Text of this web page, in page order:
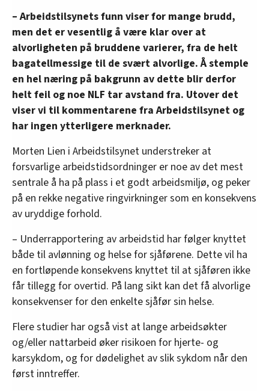
– Arbeidstilsynets funn viser for mange brudd,
men det er vesentlig å være klar over at
alvorligheten på bruddene varierer, fra de helt
bagatellmessige til de svært alvorlige. Å stemple
en hel næring på bakgrunn av dette blir derfor
helt feil og noe NLF tar avstand fra. Utover det
viser vi til kommentarene fra Arbeidstilsynet og
har ingen ytterligere merknader.
Morten Lien i Arbeidstilsynet understreker at
forsvarlige arbeidstidsordninger er noe av det mest
sentrale å ha på plass i et godt arbeidsmiljø, og peker
på en rekke negative ringvirkninger som en konsekvens
av uryddige forhold.
– Underrapportering av arbeidstid har følger knyttet
både til avlønning og helse for sjåførene. Dette vil ha
en fortløpende konsekvens knyttet til at sjåføren ikke
får tillegg for overtid. På lang sikt kan det få alvorlige
konsekvenser for den enkelte sjåfør sin helse.
Flere studier har også vist at lange arbeidsøkter
og/eller nattarbeid øker risikoen for hjerte- og
karsykdom, og for dødelighet av slik sykdom når den
først inntreffer.